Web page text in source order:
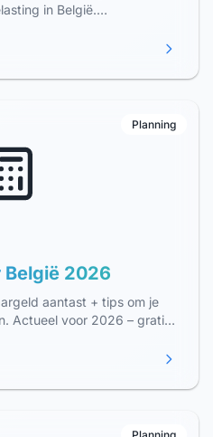
in België.
Planning
2026
aantast + tips om je
Actueel voor 2026 – gratis